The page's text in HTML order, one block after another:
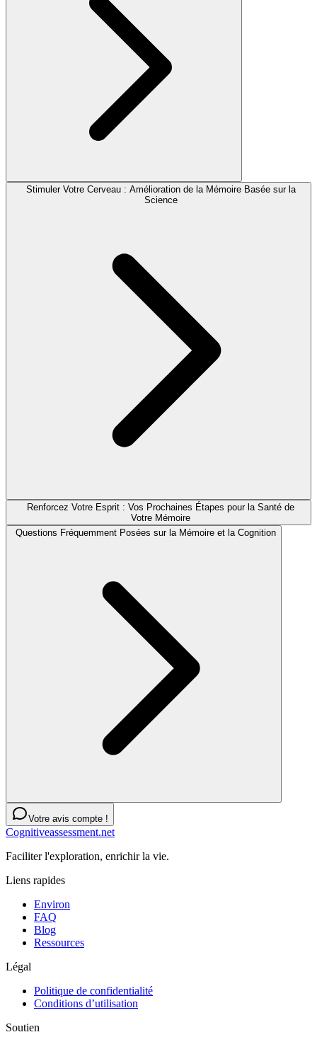
Stimuler Votre Cerveau : Amélioration de la Mémoire Basée sur la
Science
Renforcez Votre Esprit : Vos Prochaines Étapes pour la Santé de
Votre Mémoire
Questions Fréquemment Posées sur la Mémoire et la Cognition
Votre avis compte !
Cognitiveassessment.net
Faciliter l'exploration, enrichir la vie.
Liens rapides
Environ
FAQ
Blog
Ressources
Légal
Politique de confidentialité
Conditions d’utilisation
Soutien